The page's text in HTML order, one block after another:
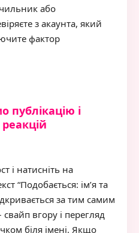
або
з акаунта, який
фактор
публікацію і
і натисніть на
“Подобається: ім’я та
за тим самим
вгору і перегляд
біля імені. Якщо